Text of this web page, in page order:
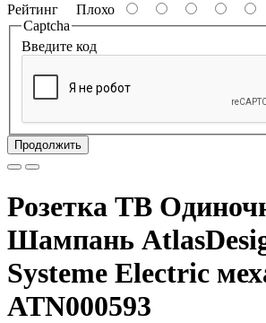
Рейтинг Плохо
Captcha
Введите код
Продолжить
Розетка ТВ
Шампань
Systeme Electric
ATN000593